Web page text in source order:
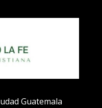
Guatemala